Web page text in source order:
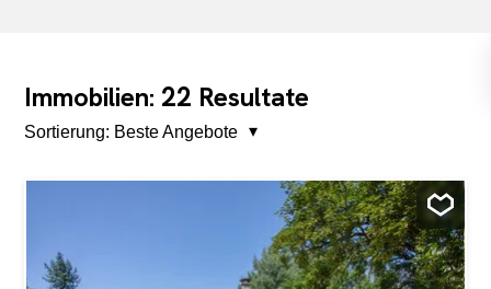
Immobilien: 22 Resultate
Sortierung: Beste Angebote